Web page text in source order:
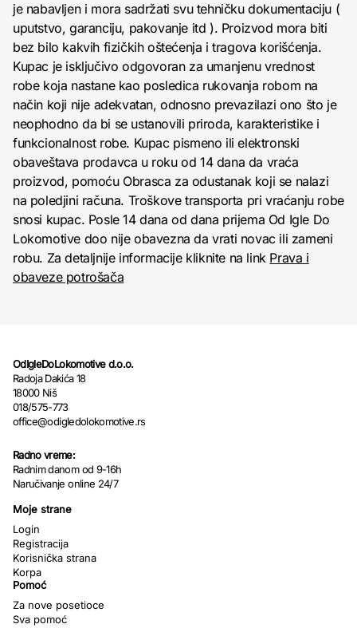
je nabavljen i mora sadržati svu tehničku dokumentaciju (
uputstvo, garanciju, pakovanje itd ). Proizvod mora biti
bez bilo kakvih fizičkih oštećenja i tragova korišćenja.
Kupac je isključivo odgovoran za umanjenu vrednost
robe koja nastane kao posledica rukovanja robom na
način koji nije adekvatan, odnosno prevazilazi ono što je
neophodno da bi se ustanovili priroda, karakteristike i
funkcionalnost robe. Kupac pismeno ili elektronski
obaveštava prodavca u roku od 14 dana da vraća
proizvod, pomoću Obrasca za odustanak koji se nalazi
na poledjini računa. Troškove transporta pri vraćanju robe
snosi kupac. Posle 14 dana od dana prijema Od Igle Do
Lokomotive doo nije obavezna da vrati novac ili zameni
robu. Za detaljnije informacije kliknite na link Prava i
obaveze potrošača
OdIgleDoLokomotive d.o.o.
Radoja Dakića 18
18000 Niš
018/575-773
office@odigledolokomotive.rs
Radno vreme:
Radnim danom od 9-16h
Naručivanje online 24/7
Moje strane
Login
Registracija
Korisnička strana
Korpa
Pomoć
Za nove posetioce
Sva pomoć